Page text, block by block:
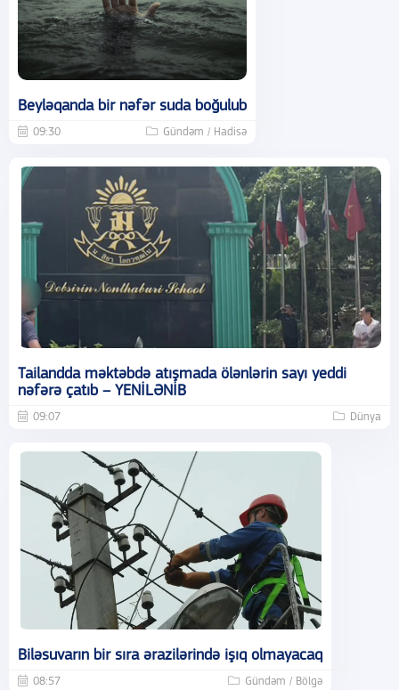
Beyləqanda bir nəfər suda boğulub
09:30 Gündəm / Hadisə
Tailandda məktəbdə atışmada ölənlərin sayı yeddi
nəfərə çatıb – YENİLƏNİB
09:07 Dünya
Biləsuvarın bir sıra ərazilərində işıq olmayacaq
08:57 Gündəm / Bölgə